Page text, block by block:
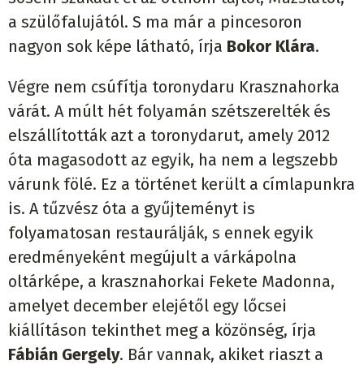
a szülőfalujától. S ma már a pincesoron
nagyon sok képe látható, írja Bokor Klára.
Végre nem csúfítja toronydaru Krasznahorka
várát. A múlt hét folyamán szétszerelték és
elszállították azt a toronydarut, amely 2012
óta magasodott az egyik, ha nem a legszebb
várunk fölé. Ez a történet került a címlapunkra
is. A tűzvész óta a gyűjteményt is
folyamatosan restaurálják, s ennek egyik
eredményeként megújult a várkápolna
oltárképe, a krasznahorkai Fekete Madonna,
amelyet december elejétől egy lőcsei
kiállításon tekinthet meg a közönség, írja
Fábián Gergely. Bár vannak, akiket riaszt a